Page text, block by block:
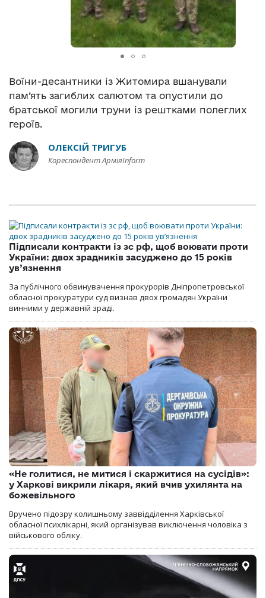
Воїни-десантники із Житомира вшанували
пам’ять загиблих салютом та опустили до
братської могили труни із рештками полеглих
героїв.
ОЛЕКСІЙ ТРИГУБ
Кореспондент АрміяInform
Підписали контракти із зс рф, щоб воювати проти
України: двох зрадників засуджено до 15 років
ув’язнення
За публічного обвинувачення прокурорів Дніпропетровської
обласної прокуратури суд визнав двох громадян України
винними у державній зраді.
«Не голитися, не митися і скаржитися на сусідів»:
у Харкові викрили лікаря, який вчив ухилянта на
божевільного
Вручено підозру колишньому заввідділення Харківської
обласної психлікарні, який організував виключення чоловіка з
військового обліку.